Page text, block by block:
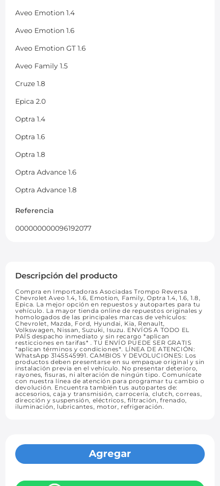
Aveo Emotion 1.4
Aveo Emotion 1.6
Aveo Emotion GT 1.6
Aveo Family 1.5
Cruze 1.8
Epica 2.0
Optra 1.4
Optra 1.6
Optra 1.8
Optra Advance 1.6
Optra Advance 1.8
Referencia
000000000096192077
Descripción del producto
Compra en Importadoras Asociadas Trompo Reversa
Chevrolet Aveo 1.4, 1.6, Emotion, Family, Optra 1.4, 1.6, 1.8,
Epica. La mejor opción en repuestos y autopartes para tu
vehículo. La mayor tienda online de repuestos originales y
homologados de las principales marcas de vehículos:
Chevrolet, Mazda, Ford, Hyundai, Kia, Renault,
Volkswagen, Nissan, Suzuki, Isuzu. ENVÍOS A TODO EL
PAÍS despacho inmediato y sin recargo *aplican
resticciones en tarifas* . TU ENVÍO PUEDE SER GRATIS
*aplican términos y condiciones*. LÍNEA DE ATENCIÓN:
WhatsApp 3145545991. CAMBIOS Y DEVOLUCIONES: Los
productos deben presentarse en su empaque original y sin
instalación previa en el vehículo. No presentar deterioro,
rayones, fisuras, ni alteración de ningún tipo. Comunícate
con nuestra línea de atención para programar tu cambio o
devolución. Encuentra también tus autopartes de:
accesorios, caja y transmisión, carrocería, clutch, correas,
dirección y suspensión, eléctricos, filtración, frenado,
iluminación, lubricantes, motor, refrigeración.
Agregar